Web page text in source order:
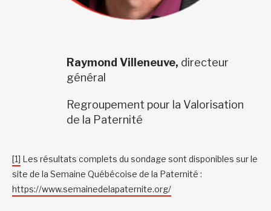
Raymond Villeneuve, directeur
général
Regroupement pour la Valorisation
de la Paternité
[1] Les résultats complets du sondage sont disponibles sur le
site de la Semaine Québécoise de la Paternité :
https://www.semainedelapaternite.org/